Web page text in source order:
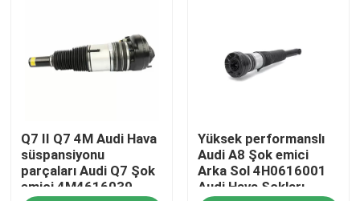
Evde
Q7 II Q7 4M Audi Hava
süspansiyonu
parçaları Audi Q7 Şok
emici 4M4616039
Yüksek performanslı
Audi A8 Şok emici
Arka Sol 4H0616001
Audi Hava Şokları